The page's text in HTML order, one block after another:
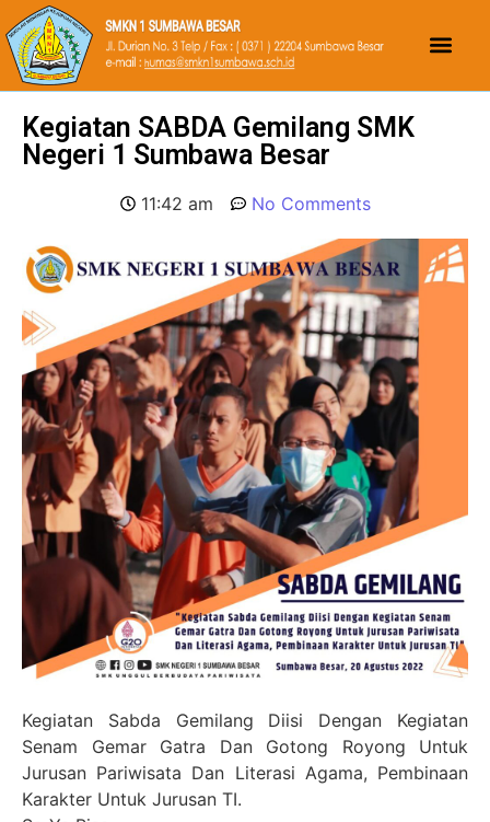
Kegiatan SABDA Gemilang SMK
Negeri 1 Sumbawa Besar
11:42 am No Comments
Kegiatan Sabda Gemilang Diisi Dengan Kegiatan
Senam Gemar Gatra Dan Gotong Royong Untuk
Jurusan Pariwisata Dan Literasi Agama, Pembinaan
Karakter Untuk Jurusan TI.